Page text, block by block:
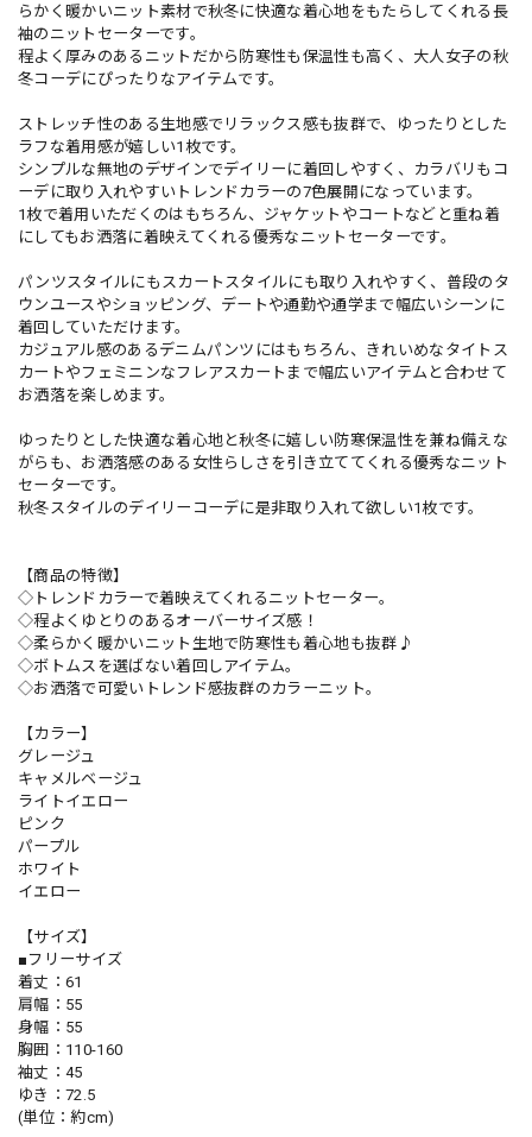
らかく暖かいニット素材で秋冬に快適な着心地をもたらしてくれる長
袖のニットセーターです。
程よく厚みのあるニットだから防寒性も保温性も高く、大人女子の秋
冬コーデにぴったりなアイテムです。
ストレッチ性のある生地感でリラックス感も抜群で、ゆったりとした
ラフな着用感が嬉しい1枚です。
シンプルな無地のデザインでデイリーに着回しやすく、カラバリもコ
ーデに取り入れやすいトレンドカラーの7色展開になっています。
1枚で着用いただくのはもちろん、ジャケットやコートなどと重ね着
にしてもお洒落に着映えてくれる優秀なニットセーターです。
パンツスタイルにもスカートスタイルにも取り入れやすく、普段のタ
ウンユースやショッピング、デートや通勤や通学まで幅広いシーンに
着回していただけます。
カジュアル感のあるデニムパンツにはもちろん、きれいめなタイトス
カートやフェミニンなフレアスカートまで幅広いアイテムと合わせて
お洒落を楽しめます。
ゆったりとした快適な着心地と秋冬に嬉しい防寒保温性を兼ね備えな
がらも、お洒落感のある女性らしさを引き立ててくれる優秀なニット
セーターです。
秋冬スタイルのデイリーコーデに是非取り入れて欲しい1枚です。
【商品の特徴】
◇トレンドカラーで着映えてくれるニットセーター。
◇程よくゆとりのあるオーバーサイズ感！
◇柔らかく暖かいニット生地で防寒性も着心地も抜群♪
◇ボトムスを選ばない着回しアイテム。
◇お洒落で可愛いトレンド感抜群のカラーニット。
【カラー】
グレージュ
キャメルベージュ
ライトイエロー
ピンク
パープル
ホワイト
イエロー
【サイズ】
■フリーサイズ
着丈：61
肩幅：55
身幅：55
胸囲：110-160
袖丈：45
ゆき：72.5
(単位：約cm)